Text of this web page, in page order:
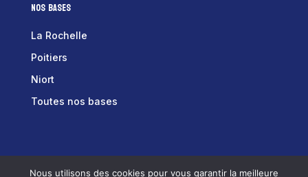
Nos bases
La Rochelle
Poitiers
Niort
Toutes nos bases
Nous utilisons des cookies pour vous garantir la meilleure